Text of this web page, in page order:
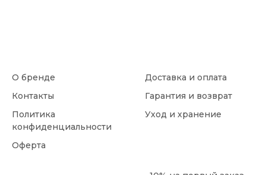
О бренде
Контакты
Политика
конфиденциальности
Оферта
Доставка и оплата
Гарантия и возврат
Уход и хранение